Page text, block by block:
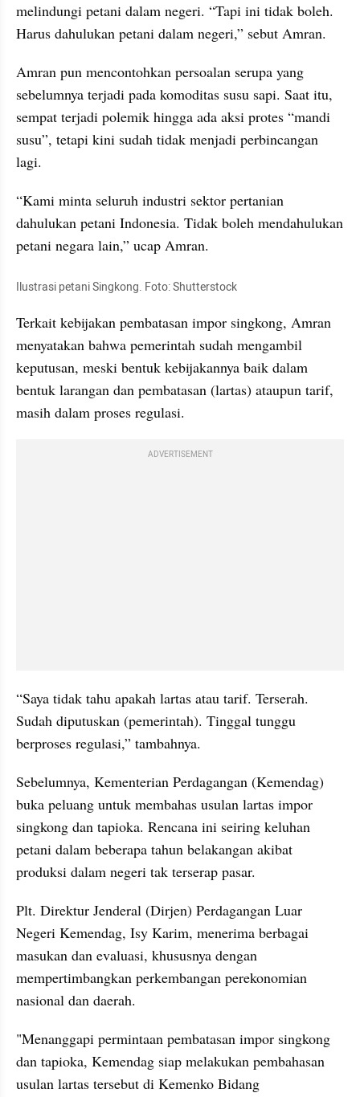
melindungi petani dalam negeri. “Tapi ini tidak boleh.
Harus dahulukan petani dalam negeri,” sebut Amran.
Amran pun mencontohkan persoalan serupa yang
sebelumnya terjadi pada komoditas susu sapi. Saat itu,
sempat terjadi polemik hingga ada aksi protes “mandi
susu”, tetapi kini sudah tidak menjadi perbincangan
lagi.
“Kami minta seluruh industri sektor pertanian
dahulukan petani Indonesia. Tidak boleh mendahulukan
petani negara lain,” ucap Amran.
Ilustrasi petani Singkong. Foto: Shutterstock
Terkait kebijakan pembatasan impor singkong, Amran
menyatakan bahwa pemerintah sudah mengambil
keputusan, meski bentuk kebijakannya baik dalam
bentuk larangan dan pembatasan (lartas) ataupun tarif,
masih dalam proses regulasi.
ADVERTISEMENT
“Saya tidak tahu apakah lartas atau tarif. Terserah.
Sudah diputuskan (pemerintah). Tinggal tunggu
berproses regulasi,” tambahnya.
Sebelumnya, Kementerian Perdagangan (Kemendag)
buka peluang untuk membahas usulan lartas impor
singkong dan tapioka. Rencana ini seiring keluhan
petani dalam beberapa tahun belakangan akibat
produksi dalam negeri tak terserap pasar.
Plt. Direktur Jenderal (Dirjen) Perdagangan Luar
Negeri Kemendag, Isy Karim, menerima berbagai
masukan dan evaluasi, khususnya dengan
mempertimbangkan perkembangan perekonomian
nasional dan daerah.
"Menanggapi permintaan pembatasan impor singkong
dan tapioka, Kemendag siap melakukan pembahasan
usulan lartas tersebut di Kemenko Bidang